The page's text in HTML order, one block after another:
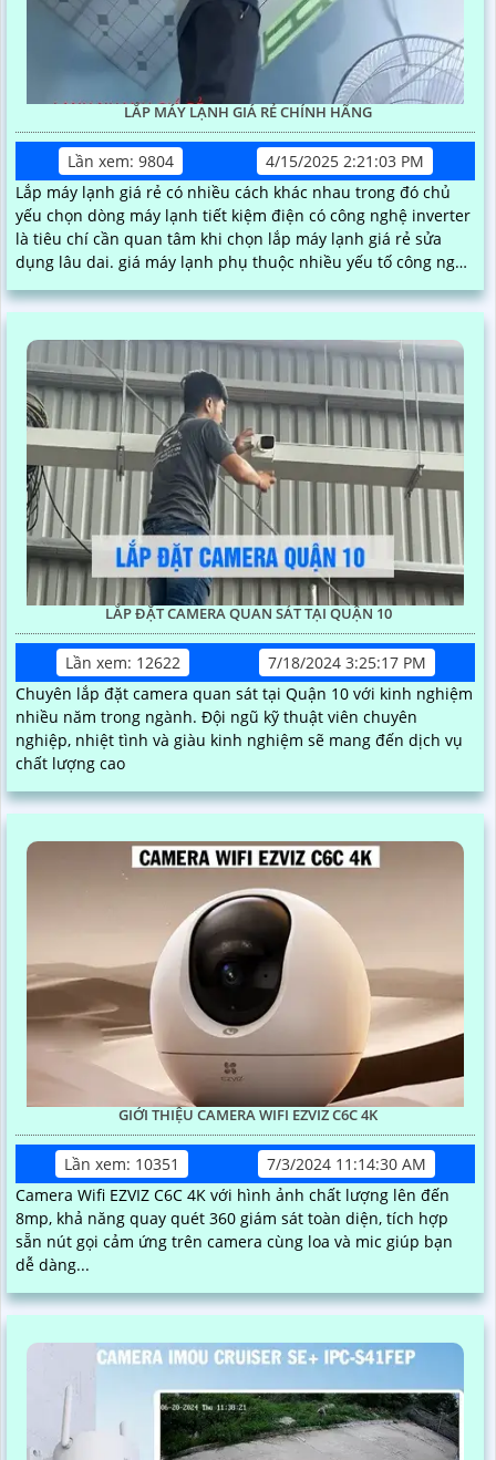
LẮP MÁY LẠNH GIÁ RẺ CHÍNH HÃNG
Lần xem: 9804
4/15/2025 2:21:03 PM
Lắp máy lạnh giá rẻ có nhiều cách khác nhau trong đó chủ
yếu chọn dòng máy lạnh tiết kiệm điện có công nghệ inverter
là tiêu chí cần quan tâm khi chọn lắp máy lạnh giá rẻ sửa
dụng lâu dai. giá máy lạnh phụ thuộc nhiều yếu tố công nghệ
thương hiệu công suất và loại máy lạnh
LẮP ĐẶT CAMERA QUAN SÁT TẠI QUẬN 10
Lần xem: 12622
7/18/2024 3:25:17 PM
Chuyên lắp đặt camera quan sát tại Quận 10 với kinh nghiệm
nhiều năm trong ngành. Đội ngũ kỹ thuật viên chuyên
nghiệp, nhiệt tình và giàu kinh nghiệm sẽ mang đến dịch vụ
chất lượng cao
GIỚI THIỆU CAMERA WIFI EZVIZ C6C 4K
Lần xem: 10351
7/3/2024 11:14:30 AM
Camera Wifi EZVIZ C6C 4K với hình ảnh chất lượng lên đến
8mp, khả năng quay quét 360 giám sát toàn diện, tích hợp
sẵn nút gọi cảm ứng trên camera cùng loa và mic giúp bạn
dễ dàng...